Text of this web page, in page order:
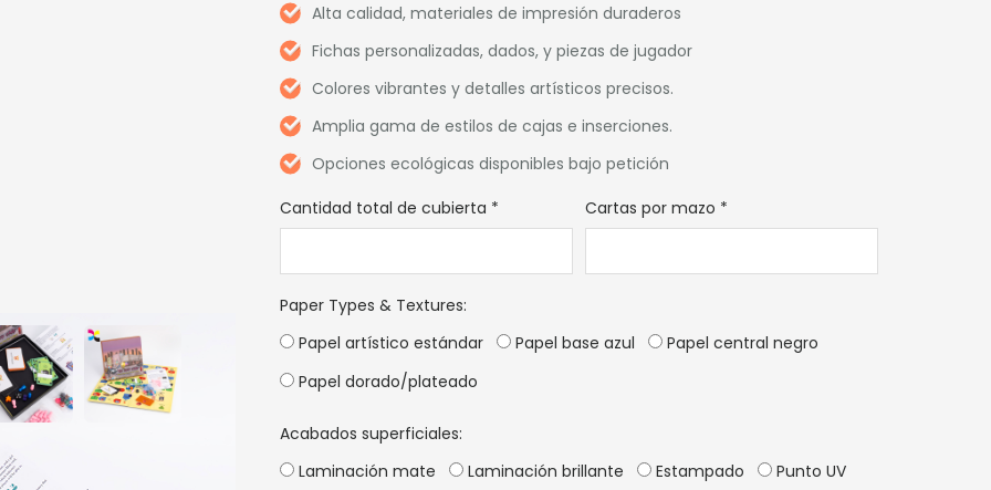
Alta calidad, materiales de impresión duraderos
Fichas personalizadas, dados, y piezas de jugador
Colores vibrantes y detalles artísticos precisos.
Amplia gama de estilos de cajas e inserciones.
Opciones ecológicas disponibles bajo petición
Cantidad total de cubierta * Cartas por mazo *
Paper Types & Textures:
Papel artístico estándar
Papel base azul
Papel central negro
Papel dorado/plateado
Acabados superficiales:
Laminación mate
Laminación brillante Estampado
Punto UV